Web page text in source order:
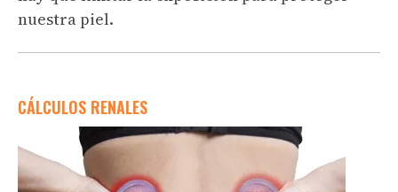
nuestra piel.
CÁLCULOS RENALES